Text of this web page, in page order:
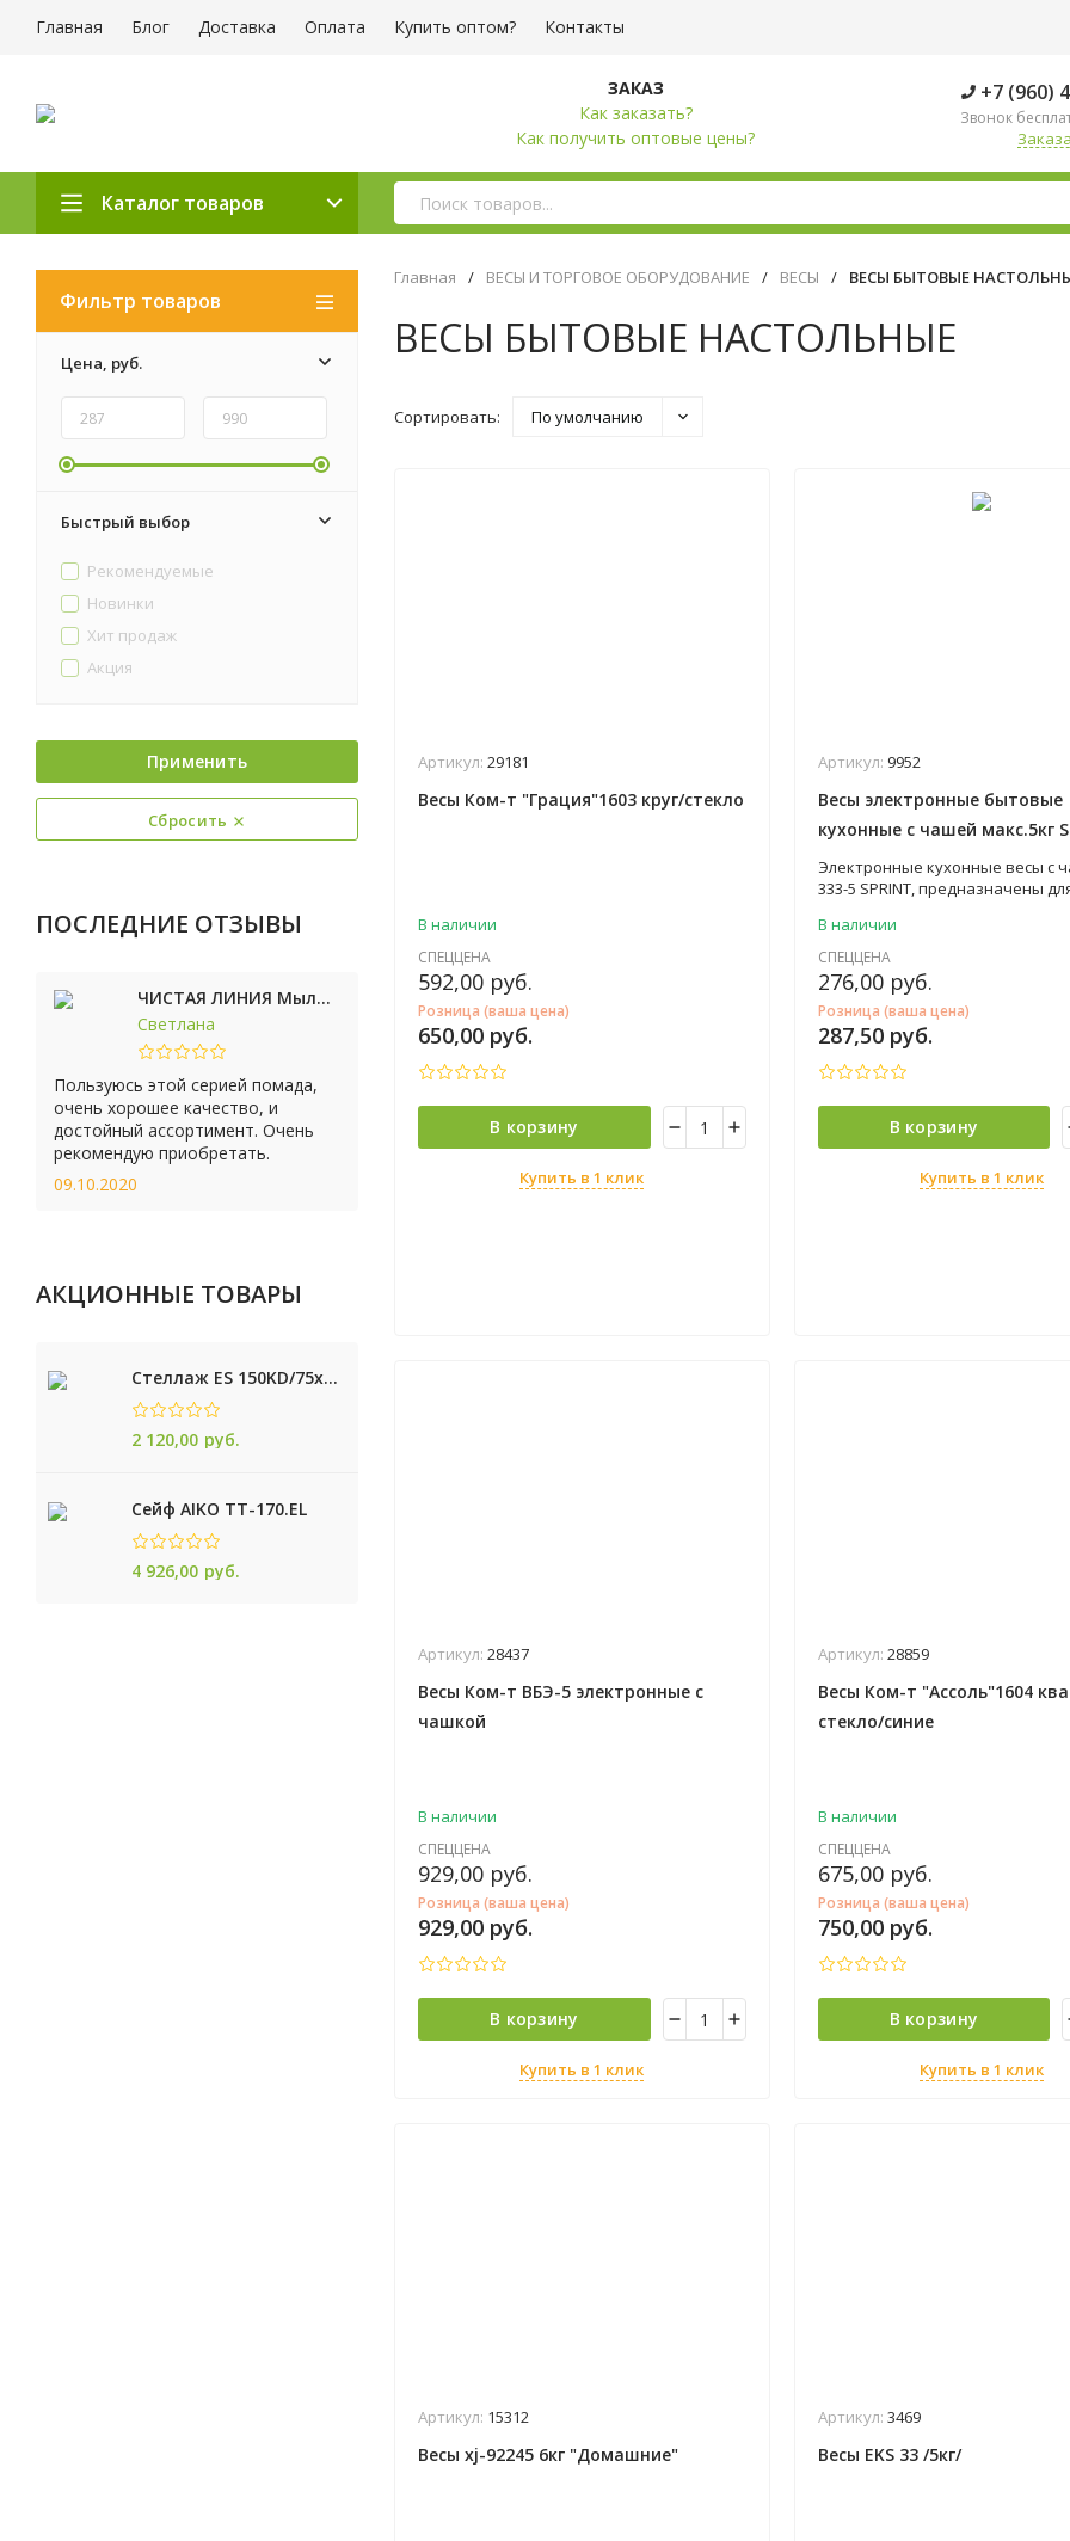
Главная Блог Доставка Оплата Купить оптом? Контакты
ЗАКАЗ
Как заказать?
Как получить оптовые цены?
+7 (960)
Звонок
Каталог товаров
Фильтр товаров
Цена, руб.
Быстрый выбор
Рекомендуемые
Новинки
Хит продаж
Акция
Применить
Сбросить
ПОСЛЕДНИЕ ОТЗЫВЫ
ЧИСТАЯ ЛИНИЯ Мыло косметическое Персик 90г
Светлана
Пользуюсь этой серией помада,
очень хорошее качество, и
достойный ассортимент. Очень
рекомендую приобретать.
09.10.2020
АКЦИОННЫЕ ТОВАРЫ
Стеллаж ES 150KD/75x30/4 оцинк
2 120,00 руб.
Сейф AIKO TТ-170.EL
4 926,00 руб.
Главная / ВЕСЫ И ТОРГОВОЕ ОБОРУДОВАНИЕ / ВЕСЫ / ВЕСЫ БЫТОВЫЕ
ВЕСЫ БЫТОВЫЕ НАСТОЛЬНЫЕ
Сортировать: По умолчанию
Артикул: 29181
Весы Ком-т "Грация"1603 круг/стекло
В наличии
СПЕЦЦЕНА
592,00 руб.
Розница (ваша цена)
650,00 руб.
В корзину
Купить в 1 клик
Артикул: 9952
Весы электронные бытовые
кухонные с чашей макс.5кг
EKS-333-5
Электронные кухонные весы с
333-5 SPRINT, предназначены
условиях.
В наличии
СПЕЦЦЕНА
276,00 руб.
Розница (ваша цена)
287,50 руб.
В корзину
Купить в 1 клик
Артикул: 28437
Весы Ком-т ВБЭ-5 электронные с
чашкой
В наличии
СПЕЦЦЕНА
929,00 руб.
Розница (ваша цена)
929,00 руб.
В корзину
Купить в 1 клик
Артикул: 28859
Весы Ком-т "Ассоль"1604
стекло/синие
В наличии
СПЕЦЦЕНА
675,00 руб.
Розница (ваша цена)
750,00 руб.
В корзину
Купить в 1 клик
Артикул: 15312
Весы xj-92245 6кг "Домашние"
Артикул: 3469
Весы EKS 33 /5кг/